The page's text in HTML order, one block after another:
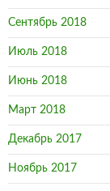
Сентябрь 2018
Июль 2018
Июнь 2018
Март 2018
Декабрь 2017
Ноябрь 2017